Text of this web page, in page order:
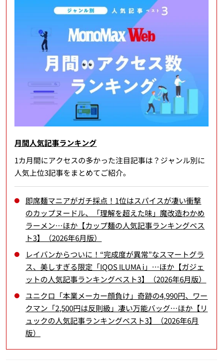
月間人気記事ランキング
1カ月間にアクセスの多かった注目記事は？ジャンル別に
人気上位3記事をまとめてご紹介。
即席麺マニアがガチ採点！1位はスパイスが凄い衝撃
のカップヌードル、「理解を超えた味」魔改造わかめ
ラーメン…ほか【カップ麺の人気記事ランキングベス
ト3】（2026年6月版）
レイバンからついに！“完成度が異常”なスマートグラ
ス、美しすぎる限定「IQOS ILUMA i」…ほか【ガジェ
ットの人気記事ランキングベスト3】（2026年6月版）
ユニクロ「本業メーカー顔負け」奇跡の4,990円、ワー
クマン「2,500円は反則級」凄い万能バッグ…ほか【リ
ュックの人気記事ランキングベスト3】（2026年6月
版）